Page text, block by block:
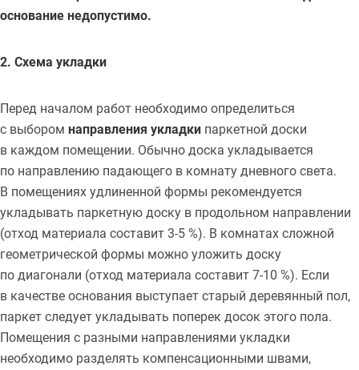
основание недопустимо.
2. Схема укладки
Перед началом работ необходимо определиться
с выбором направления укладки паркетной доски
в каждом помещении. Обычно доска укладывается
по направлению падающего в комнату дневного света.
В помещениях удлиненной формы рекомендуется
укладывать паркетную доску в продольном направлении
(отход материала составит 3-5 %). В комнатах сложной
геометрической формы можно уложить доску
по диагонали (отход материала составит 7-10 %). Если
в качестве основания выступает старый деревянный пол,
паркет следует укладывать поперек досок этого пола.
Помещения с разными направлениями укладки
необходимо разделять компенсационными швами,